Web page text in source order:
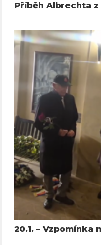
Příběh Albrechta z
20.1. – Vzpomínka